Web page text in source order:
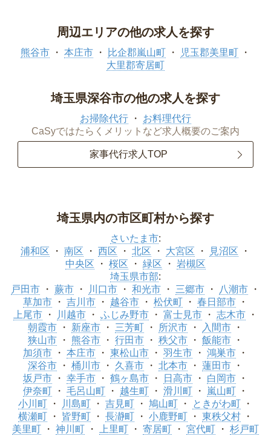
周辺エリアの他の求人を探す
熊谷市 本庄市 比企郡嵐山町
児玉郡美里町
大里郡寄居町
埼玉県深谷市の他の求人を探す
お掃除代行
お料理代行
CaSyではたらくメリットなど求人概要のご案内
家事代行求人TOP
埼玉県内の市区町村から探す
さいたま市:
浦和区
南区 西区 北区 大宮区
見沼区
中央区
桜区 緑区
岩槻区
埼玉県市部:
戸田市
蕨市 川口市 和光市 三郷市
八潮市
草加市
吉川市 越谷市 松伏町
春日部市
上尾市
川越市 ふじみ野市 富士見市
志木市
朝霞市
新座市 三芳町 所沢市
入間市
狭山市
熊谷市 行田市 秩父市
飯能市
加須市
本庄市 東松山市 羽生市
鴻巣市
深谷市
桶川市 久喜市 北本市
蓮田市
坂戸市
幸手市 鶴ヶ島市 日高市
白岡市
伊奈町
毛呂山町 越生町 滑川町
嵐山町
小川町
川島町 吉見町 鳩山町
ときがわ町
横瀬町
皆野町 長瀞町 小鹿野町
東秩父村
美里町
神川町 上里町 寄居町 宮代町 杉戸町